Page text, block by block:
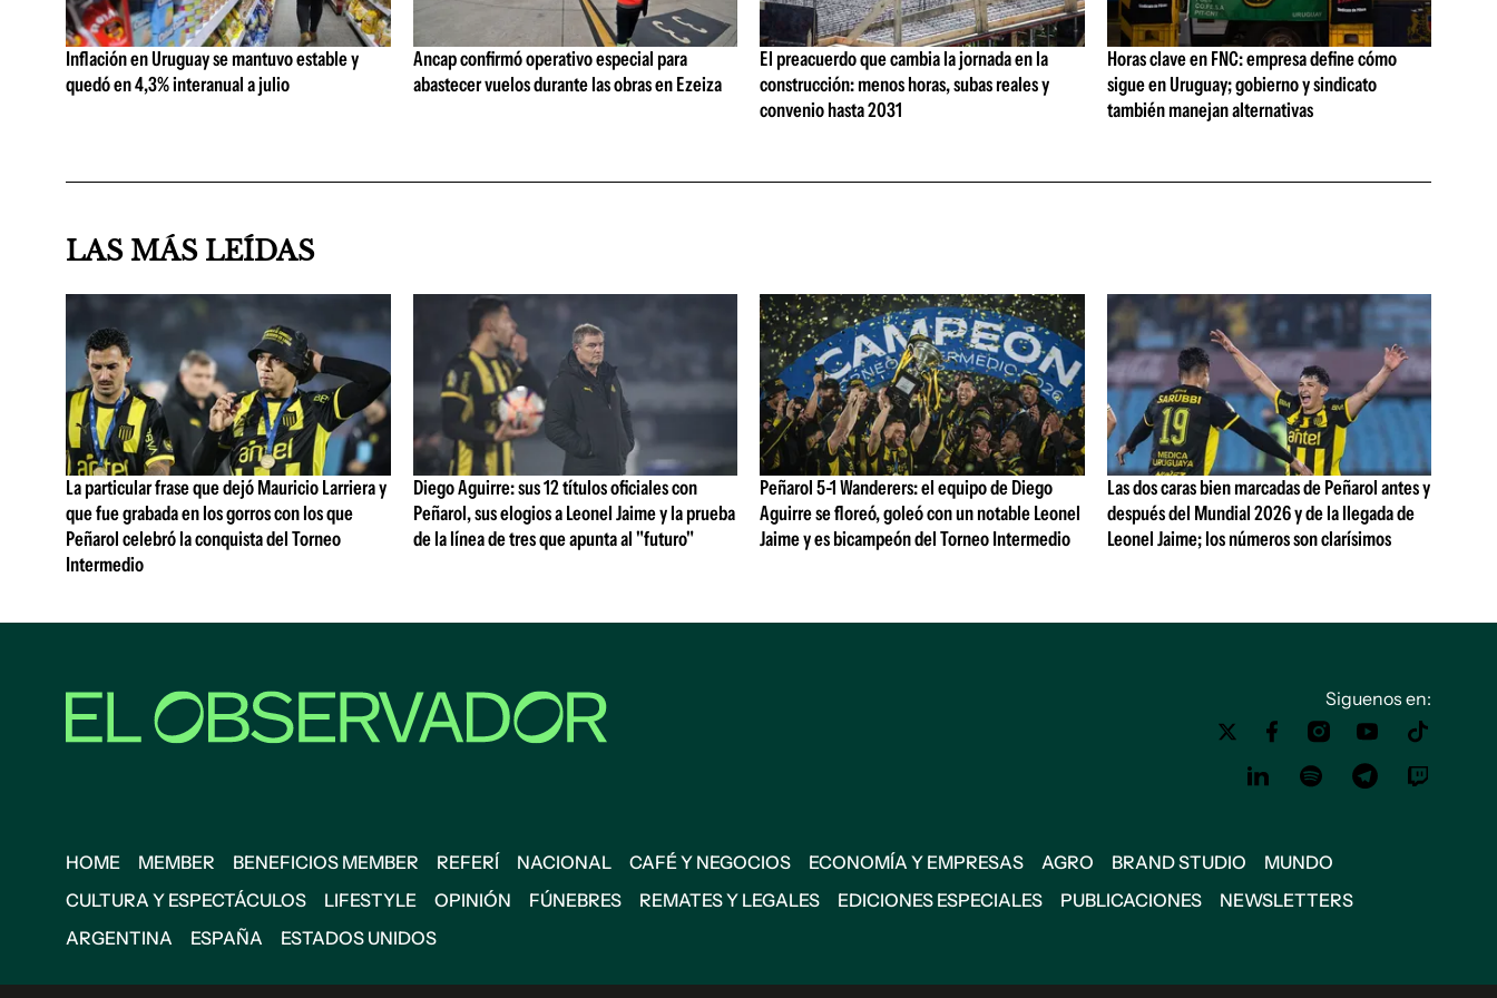
Inflación en Uruguay se mantuvo estable y
quedó en 4,3% interanual a julio
Ancap confirmó operativo especial para
abastecer vuelos durante las obras en Ezeiza
El preacuerdo que cambia la jornada en la
construcción: menos horas, subas reales y
convenio hasta 2031
Horas clave en FNC: empresa define cómo
sigue en Uruguay; gobierno y sindicato
también manejan alternativas
LAS MÁS LEÍDAS
La particular frase que dejó Mauricio Larriera y
que fue grabada en los gorros con los que
Peñarol celebró la conquista del Torneo
Intermedio
Diego Aguirre: sus 12 títulos oficiales con
Peñarol, sus elogios a Leonel Jaime y la prueba
de la línea de tres que apunta al "futuro"
Peñarol 5-1 Wanderers: el equipo de Diego
Aguirre se floreó, goleó con un notable Leonel
Jaime y es bicampeón del Torneo Intermedio
Las dos caras bien marcadas de Peñarol antes y
después del Mundial 2026 y de la llegada de
Leonel Jaime; los números son clarísimos
Siguenos en:
HOME MEMBER BENEFICIOS MEMBER REFERÍ NACIONAL CAFÉ Y NEGOCIOS ECONOMÍA Y EMPRESAS AGRO BRAND STUDIO
MUNDO
CULTURA Y ESPECTÁCULOS
LIFESTYLE OPINIÓN FÚNEBRES REMATES Y LEGALES EDICIONES ESPECIALES PUBLICACIONES
NEWSLETTERS
ARGENTINA
ESPAÑA ESTADOS UNIDOS